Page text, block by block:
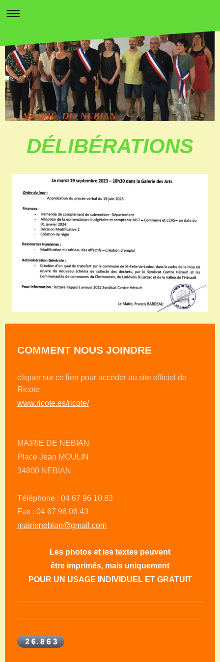
MAIRIE DE NEBIAN
DÉLIBÉRATIONS
COMMENT NOUS JOINDRE
cliquer sur ce lien pour accéder au site officiel de
Ricote
www.ricote.es/ricote/
MAIRIE DE NEBIAN
Place Jean MOULIN
34800 NEBIAN
Téléphone : 04 67 96 10 83
Fax : 04 67 96 06 43
mairienebian@gmail.com
Les photos et les textes peuvent
être imprimés, mais uniquement
POUR UN USAGE INDIVIDUEL ET GRATUIT